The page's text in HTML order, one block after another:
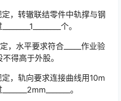
，转辙联结零件中轨撑与钢
个。
，水平要求符合_____作业验
得高于外股。
，轨向要求连接曲线用10m
。